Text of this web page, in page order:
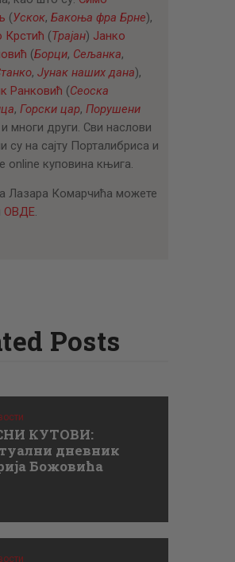
(Ускок, Бакоња фра Брне),
Крстић (Трајан) Јанко
(Борци, Сељанка,
, Јунак наших дана),
Ранковић (Сеоска
, Горски цар, Порушени
многи други. Сви наслови
су на сајту Порталибриса и
online куповина књига.
Лазара Комарчића можете
ОВДЕ.
Posts
КУТОВИ:
дневник
Божовића